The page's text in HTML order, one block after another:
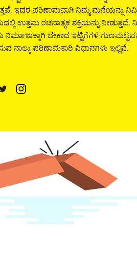
ಇದರ ಪರಿಣಾಮವಾಗಿ ನಿಮ್ಮ ಮನೆಯನ್ನು
ಉತ್ತಮ ರಚನಾತ್ಮಕ ಶಕ್ತಿಯನ್ನು ನೀಡುತ್ತದೆ.
ಬೇಕಾದ ಇಟ್ಟಿಗೆಗಳ
ನಾಲ್ಕು ಪರಿಣಾಮಕಾರಿ ವಿಧಾನಗಳು ಇಲ್ಲಿವೆ.